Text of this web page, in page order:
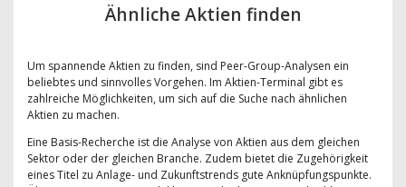
Ähnliche Aktien finden
Um spannende Aktien zu finden, sind Peer-Group-Analysen ein
beliebtes und sinnvolles Vorgehen. Im Aktien-Terminal gibt es
zahlreiche Möglichkeiten, um sich auf die Suche nach ähnlichen
Aktien zu machen.
Eine Basis-Recherche ist die Analyse von Aktien aus dem gleichen
Sektor oder der gleichen Branche. Zudem bietet die Zugehörigkeit
eines Titel zu Anlage- und Zukunftstrends gute Anknüpfungspunkte.